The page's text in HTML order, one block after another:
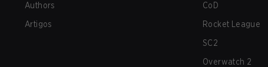
Authors
Artigos
CoD
Rocket League
SC2
Overwatch 2